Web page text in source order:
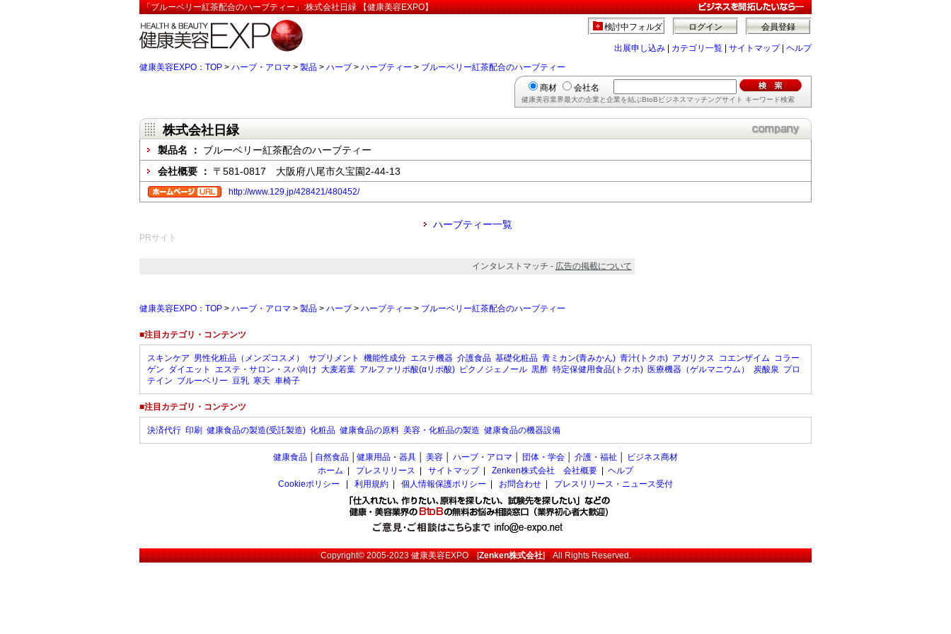
「ブルーベリー紅茶配合のハーブティー」:株式会社日緑 【健康美容EXPO】
会員登録
ログイン
検討中フォルダ
出展申し込み カテゴリ一覧 サイトマップ| ヘルプ
健康美容EXPO：TOP > ハーブ・アロマ > 製品 > ハーブ > ハーブティー > ブルーベリー紅茶配合のハーブティー
商材 会社名
健康美容業界最大の企業と企業を結ぶBtoBビジネスマッチングサイト キーワード検索
株式会社日緑
製品名 ： ブルーベリー紅茶配合のハーブティー
会社概要 ： 〒581-0817 大阪府八尾市久宝園2-44-13
http://www.129.jp/428421/480452/
ハーブティー一覧
PRサイト
インタレストマッチ - 広告の掲載について
健康美容EXPO：TOP > ハーブ・アロマ > 製品 > ハーブ > ハーブティー > ブルーベリー紅茶配合のハーブティー
■注目カテゴリ・コンテンツ
スキンケア 男性化粧品（メンズコスメ） サプリメント 機能性成分 エステ機器 介護食品 基礎化粧品 青ミカン(青みかん) 青汁(トクホ) アガリクス コエンザイム コラー
ゲン ダイエット エステ・サロン・スパ向け 大麦若葉 アルファリポ酸(αリポ酸) ピクノジェノール 黒酢 特定保健用食品(トクホ) 医療機器（ゲルマニウム） 炭酸泉 プロ
テイン ブルーベリー 豆乳 寒天 車椅子
■注目カテゴリ・コンテンツ
決済代行 印刷 健康食品の製造(受託製造) 化粧品 健康食品の原料 美容・化粧品の製造 健康食品の機器設備
健康食品 自然食品 健康用品・器具 美容 ハーブ・アロマ 団体・学会 介護・福祉
ビジネス商材
ホーム
プレスリリース サイトマップ| Zenken株式会社 会社概要
ヘルプ
Cookieポリシー
利用規約 個人情報保護ポリシー お問合わせ プレスリリース・ニュース受付
Copyright© 2005-2023健康美容EXPO[Zenken株式会社] All Rights Reserved.